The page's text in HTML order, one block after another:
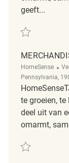
geeft...
Redden
HomeSense
Pennsylvania,
te groeien,
deel uit van
omarmt,
Redden